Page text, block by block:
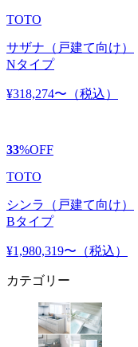
TOTO
サザナ（戸建て向け）
Nタイプ
¥318,274〜 （税込）
33%OFF
TOTO
シンラ（戸建て向け）
Bタイプ
¥1,980,319〜 （税込）
カテゴリー